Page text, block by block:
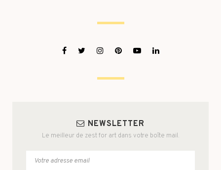
NEWSLETTER
Le meilleur de zest for art dans votre boîte mail.